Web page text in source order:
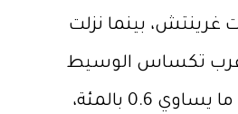
بتوقيت غرينتش، بينما نزلت
غرب تكساس الوسيط
الأميركي 36 سنتا، أو ما يساوي 0.6 بالمئة،